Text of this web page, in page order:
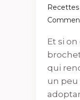
Recettes
Et si
qui
un peu